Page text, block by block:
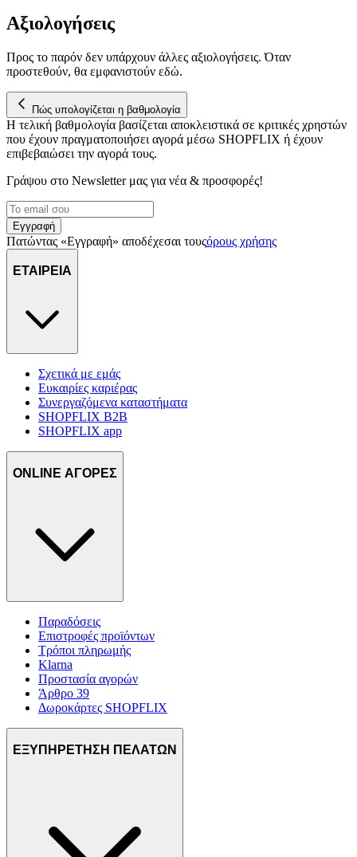
Αξιολογήσεις
Προς το παρόν δεν υπάρχουν άλλες αξιολογήσεις. Όταν
προστεθούν, θα εμφανιστούν εδώ.
Πώς υπολογίζεται η βαθμολογία
Η τελική βαθμολογία βασίζεται αποκλειστικά σε κριτικές χρηστών
που έχουν πραγματοποιήσει αγορά μέσω SHOPFLIX ή έχουν
επιβεβαιώσει την αγορά τους.
Γράψου στο Νewsletter μας για νέα & προσφορές!
Εγγραφή
Πατώντας «Εγγραφή» αποδέχεσαι τουςόρους χρήσης
ΕΤΑΙΡΕΙΑ
Σχετικά με εμάς
Ευκαιρίες καριέρας
Συνεργαζόμενα καταστήματα
SHOPFLIX B2B
SHOPFLIX app
ONLINE ΑΓΟΡΕΣ
Παραδόσεις
Επιστροφές προϊόντων
Τρόποι πληρωμής
Klarna
Προστασία αγορών
Άρθρο 39
Δωροκάρτες SHOPFLIX
ΕΞΥΠΗΡΕΤΗΣΗ ΠΕΛΑΤΩΝ